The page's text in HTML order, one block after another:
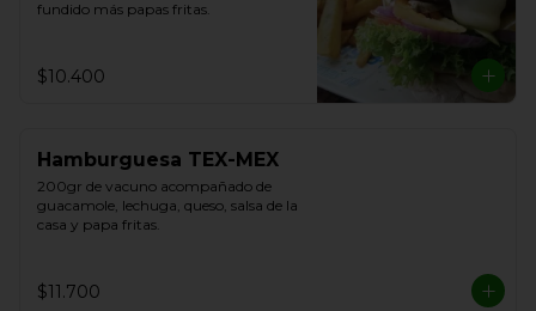
fundido más papas fritas.
$10.400
Hamburguesa TEX-MEX
200gr de vacuno acompañado de
guacamole, lechuga, queso, salsa de la
casa y papa fritas.
$11.700